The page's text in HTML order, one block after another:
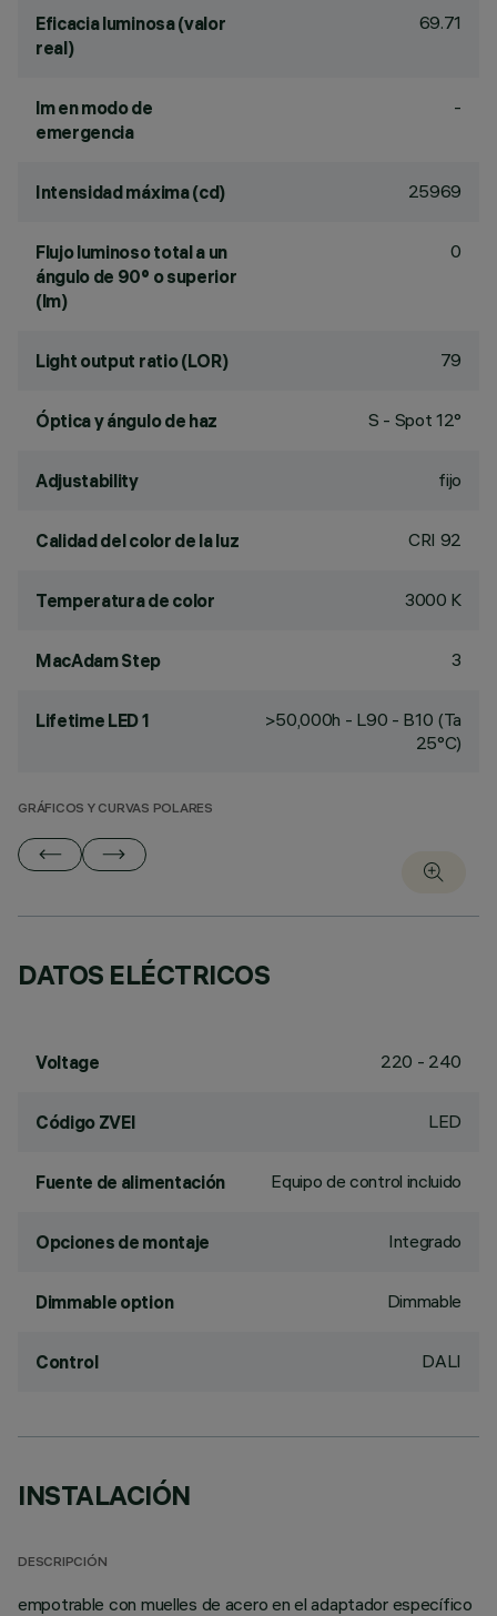
Eficacia luminosa (valor
real)
69.71
lm en modo de
emergencia
-
Intensidad máxima (cd) 25969
Flujo luminoso total a un
ángulo de 90° o superior
(lm)
0
Light output ratio (LOR) 79
Óptica y ángulo de haz S - Spot 12°
Adjustability fijo
Calidad del color de la luz CRI 92
Temperatura de color 3000 K
MacAdam Step 3
Lifetime LED 1
>50,000h - L90 - B10 (Ta
25°C)
GRÁFICOS Y CURVAS POLARES
DATOS ELÉCTRICOS
Voltage 220 - 240
Código ZVEI LED
Fuente de alimentación Equipo de control incluido
Opciones de montaje Integrado
Dimmable option Dimmable
Control DALI
INSTALACIÓN
DESCRIPCIÓN
empotrable con muelles de acero en el adaptador específico